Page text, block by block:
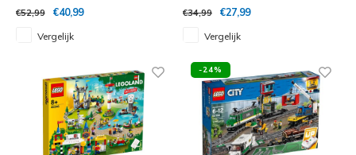
€52,99
€40,99
Vergelijk
€34,99
€27,99
Vergelijk
-24%